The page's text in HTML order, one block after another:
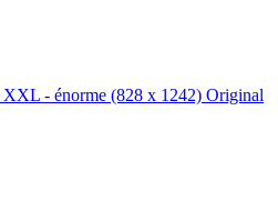
XXL - énorme (828 x 1242) Original